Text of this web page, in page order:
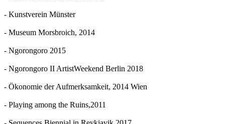
- Kunstverein Münster
- Museum Morsbroich, 2014
- Ngorongoro 2015
- Ngorongoro II ArtistWeekend Berlin 2018
- Ökonomie der Aufmerksamkeit, 2014 Wien
- Playing among the Ruins,2011